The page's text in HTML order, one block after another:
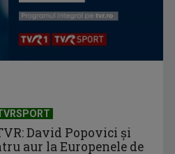
clasa a VIII-a, „Relaţii metrice
David Popovici și
aur la Europenele de